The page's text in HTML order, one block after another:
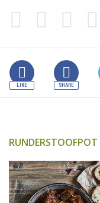
RUNDERSTOOFPOT